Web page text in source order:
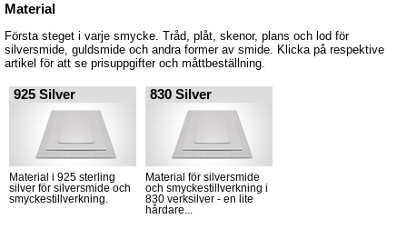
Material
Första steget i varje smycke. Tråd, plåt, skenor, plans och lod för
silversmide, guldsmide och andra former av smide. Klicka på respektive
artikel för att se prisuppgifter och måttbeställning.
925 Silver
Material i 925 sterling
silver för silversmide och
smyckestillverkning.
830 Silver
Material för silversmide
och smyckestillverkning i
830 verksilver - en lite
hårdare...